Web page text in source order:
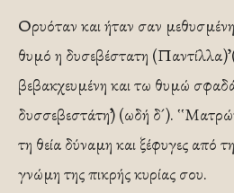
Ορυόταν και ήταν σαν
θυμό η δυσεβέστατη
βεβακχευμένη και τω θυμώ
δυσσεβεστάτη᾽᾽) (ωδή δ´).
τη θεία δύναμη και ξέφυγες από
γνώμη της πικρής κυρίας σου.